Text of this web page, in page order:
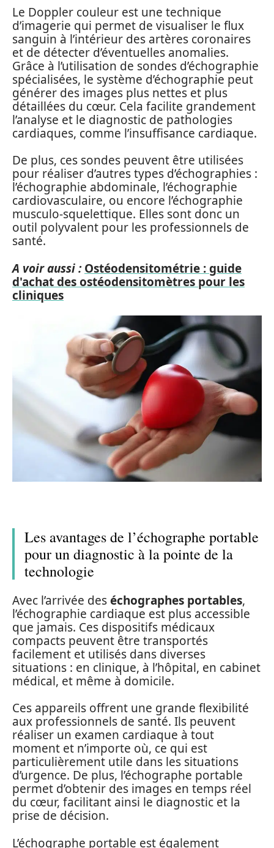
Le Doppler couleur est une technique
d’imagerie qui permet de visualiser le flux
sanguin à l’intérieur des artères coronaires
et de détecter d’éventuelles anomalies.
Grâce à l’utilisation de sondes d’échographie
spécialisées, le système d’échographie peut
générer des images plus nettes et plus
détaillées du cœur. Cela facilite grandement
l’analyse et le diagnostic de pathologies
cardiaques, comme l’insuffisance cardiaque.
De plus, ces sondes peuvent être utilisées
pour réaliser d’autres types d’échographies :
l’échographie abdominale, l’échographie
cardiovasculaire, ou encore l’échographie
musculo-squelettique. Elles sont donc un
outil polyvalent pour les professionnels de
santé.
A voir aussi : Ostéodensitométrie : guide
d'achat des ostéodensitomètres pour les
cliniques
Les avantages de l’échographe portable
pour un diagnostic à la pointe de la
technologie
Avec l’arrivée deséchographes portables,
l’échographie cardiaque est plus accessible
que jamais. Ces dispositifs médicaux
compacts peuvent être transportés
facilement et utilisés dans diverses
situations : en clinique, à l’hôpital, en cabinet
médical, et même à domicile.
Ces appareils offrent une grande flexibilité
aux professionnels de santé. Ils peuvent
réaliser un examen cardiaque à tout
moment et n’importe où, ce qui est
particulièrement utile dans les situations
d’urgence. De plus, l’échographe portable
permet d’obtenir des images en temps réel
du cœur, facilitant ainsi le diagnostic et la
prise de décision.
L’échographe portable est également